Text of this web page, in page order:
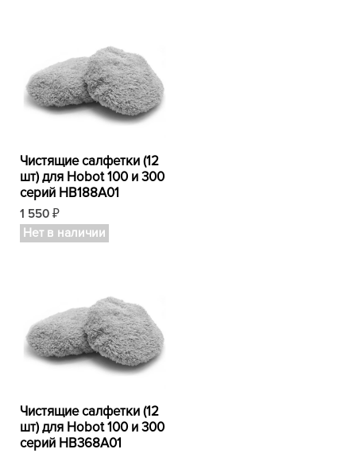
Чистящие салфетки (12
шт) для Hobot 100 и 300
серий HB188A01
1 550 ₽
Нет в наличии
Чистящие салфетки (12
шт) для Hobot 100 и 300
серий HB368A01